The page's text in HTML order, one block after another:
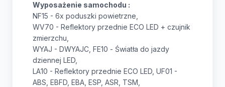
Wyposażenie samochodu :
NF15 - 6x poduszki powietrzne,
WV70 - Reflektory przednie ECO LED + czujnik
zmierzchu,
WYAJ - DWYAJC, FE10 - Światła do jazdy
dziennej LED,
LA10 - Reflektory przednie ECO LED, UF01 -
ABS, EBFD, EBA, ESP, ASR, TSM,